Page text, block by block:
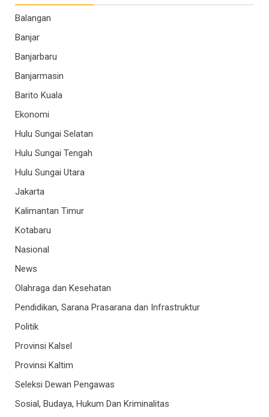
Balangan
Banjar
Banjarbaru
Banjarmasin
Barito Kuala
Ekonomi
Hulu Sungai Selatan
Hulu Sungai Tengah
Hulu Sungai Utara
Jakarta
Kalimantan Timur
Kotabaru
Nasional
News
Olahraga dan Kesehatan
Pendidikan, Sarana Prasarana dan Infrastruktur
Politik
Provinsi Kalsel
Provinsi Kaltim
Seleksi Dewan Pengawas
Sosial, Budaya, Hukum Dan Kriminalitas